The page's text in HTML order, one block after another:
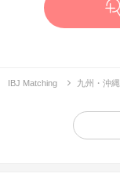
IBJ Matching 九州・沖縄